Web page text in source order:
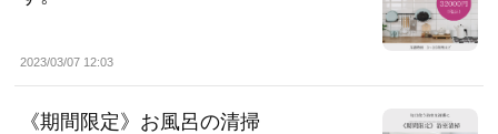
2023/03/07 12:03
《期間限定》お風呂の清掃